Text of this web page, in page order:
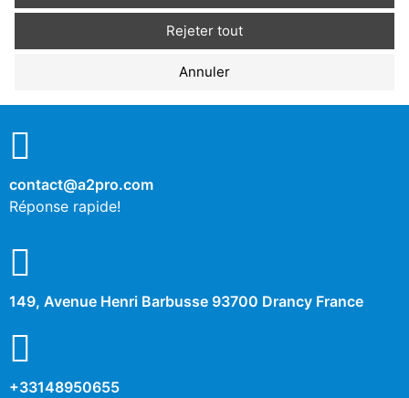
Cookies de performance
Annuler
Rejeter tout
contact@a2pro.com
Réponse rapide!
149, Avenue Henri Barbusse 93700 Drancy France
+33148950655